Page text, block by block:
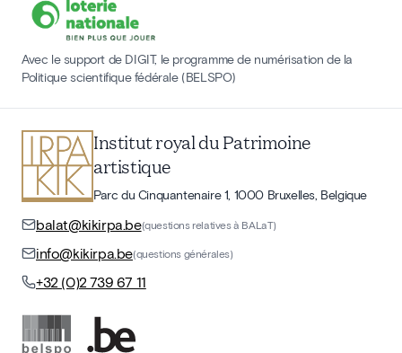
Avec le support de DIGIT, le programme de numérisation de la
Politique scientifique fédérale (BELSPO)
Institut royal du Patrimoine
artistique
Parc du Cinquantenaire 1, 1000 Bruxelles, Belgique
balat@kikirpa.be(questions relatives à BALaT)
info@kikirpa.be(questions générales)
+32 (0)2 739 67 11